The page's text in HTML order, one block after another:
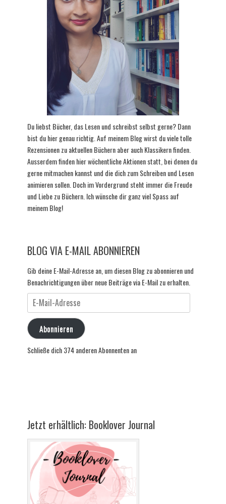
Du liebst Bücher, das Lesen und schreibst selbst gerne? Dann
bist du hier genau richtig. Auf meinem Blog wirst du viele tolle
Rezensionen zu aktuellen Büchern aber auch Klassikern finden.
Ausserdem finden hier wöchentliche Aktionen statt, bei denen du
gerne mitmachen kannst und die dich zum Schreiben und Lesen
animieren sollen. Doch im Vordergrund steht immer die Freude
und Liebe zu Büchern. Ich wünsche dir ganz viel Spass auf
meinem Blog!
BLOG VIA E-MAIL ABONNIEREN
Gib deine E-Mail-Adresse an, um diesen Blog zu abonnieren und
Benachrichtigungen über neue Beiträge via E-Mail zu erhalten.
Mail-
Adresse
Abonnieren
Schließe dich 374 anderen Abonnenten an
Jetzt erhältlich: Booklover Journal